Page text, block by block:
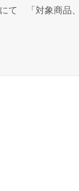
て 「対象商品